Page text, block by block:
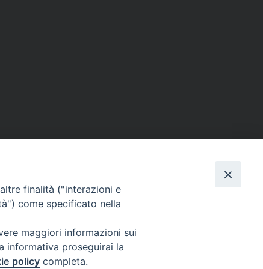
finalità ("interazioni e
come specificato nella
maggiori informazioni sui
informativa proseguirai la
policy completa.